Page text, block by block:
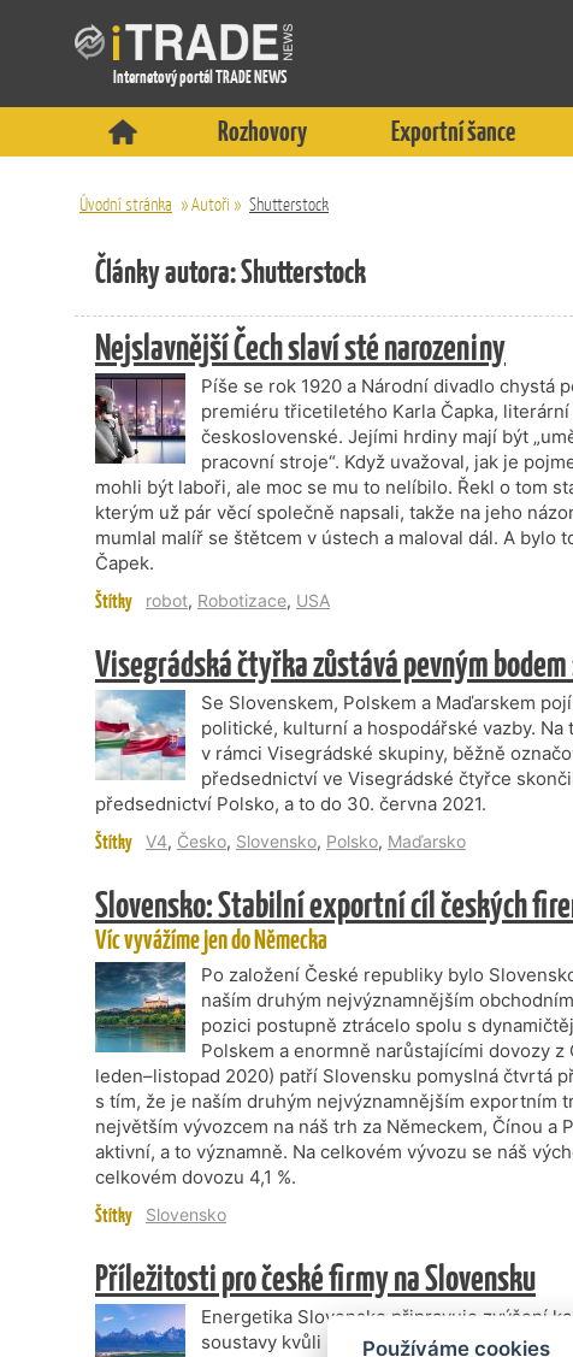
Internetový portál TRADE NEWS
Rozhovory Exportní šance
Úvodní stránka »Autoři » Shutterstock
Články autora: Shutterstock
Nejslavnější Čech slaví sté narozeniny
Píše se rok 1920 a Národní divadlo chystá
premiéru třicetiletého Karla Čapka,
československé. Jejími hrdiny mají být
pracovní stroje“. Když uvažoval, jak je
mohli být laboři, ale moc se mu to nelíbilo. Řekl o tom
kterým už pár věcí společně napsali, takže na jeho
mumlal malíř se štětcem v ústech a maloval dál. A bylo
Čapek.
Štítky robot, Robotizace, USA
Visegrádská čtyřka zůstává pevným
Se Slovenskem, Polskem a Maďarskem
politické, kulturní a hospodářské vazby.
v rámci Visegrádské skupiny, běžně
předsednictví ve Visegrádské čtyřce
předsednictví Polsko, a to do 30. června 2021.
Štítky V4, Česko, Slovensko, Polsko, Maďarsko
Slovensko: Stabilní exportní cíl českých
Víc vyvážíme jen do Německa
Po založení České republiky bylo
naším druhým nejvýznamnějším
pozici postupně ztrácelo spolu s
Polskem a enormně narůstajícími dovozy
leden–listopad 2020) patří Slovensku pomyslná čtvrtá
s tím, že je naším druhým nejvýznamnějším exportním
největším vývozcem na náš trh za Německem, Čínou a
aktivní, a to významně. Na celkovém vývozu se náš
celkovém dovozu 4,1 %.
Štítky Slovensko
Příležitosti pro české firmy na Slovensku
Energetika Slovensko připravuje zvýšení
soustavy kvůli plánovanému spuštění
Používáme cookies